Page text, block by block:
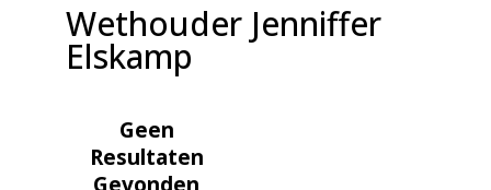
Wethouder Jenniffer
Elskamp
Geen
Resultaten